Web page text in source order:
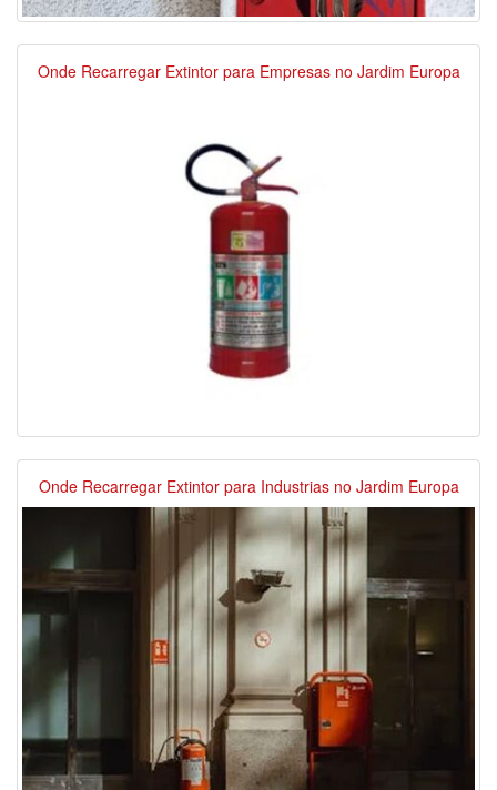
Onde Recarregar Extintor para Empresas no Jardim Europa
Onde Recarregar Extintor para Industrias no Jardim Europa